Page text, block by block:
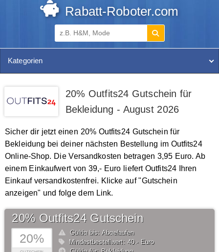
Rabatt-Roboter.com
Kategorien
20% Outfits24 Gutschein für
Bekleidung - August 2026
Sicher dir jetzt einen 20% Outfits24 Gutschein für
Bekleidung bei deiner nächsten Bestellung im Outfits24
Online-Shop. Die Versandkosten betragen 3,95 Euro. Ab
einem Einkaufwert von 39,- Euro liefert Outfits24 Ihren
Einkauf versandkostenfrei. Klicke auf "Gutschein
anzeigen" und folge dem Link.
20%
20% Outfits24 Gutschein
Gültig bis: Abgelaufen
Mindestbestellwert: 40,- Euro